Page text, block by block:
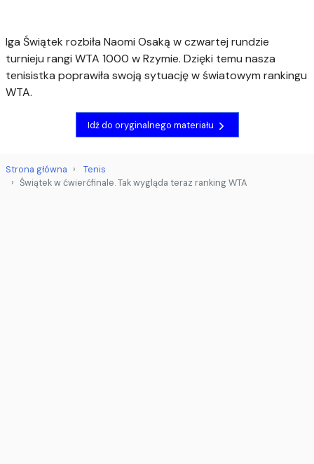
Iga Świątek rozbiła Naomi Osaką w czwartej rundzie
turnieju rangi WTA 1000 w Rzymie. Dzięki temu nasza
tenisistka poprawiła swoją sytuację w światowym rankingu
WTA.
Idź do oryginalnego materiału
Strona główna
Tenis
Świątek w ćwierćfinale. Tak wygląda teraz ranking WTA